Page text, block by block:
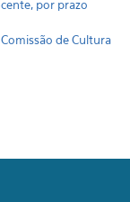
por prazo
de Cultura